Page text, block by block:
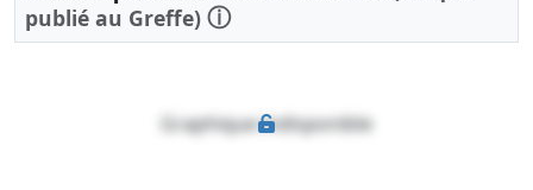
publié au Greffe) ⓘ
Graphique indisponible